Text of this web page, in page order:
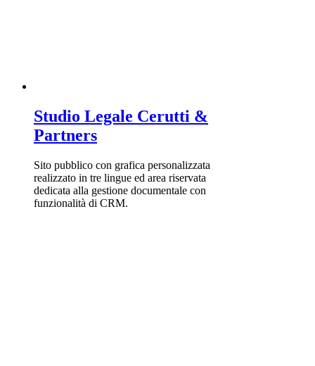
Studio Legale Cerutti &
Partners
Sito pubblico con grafica personalizzata
realizzato in tre lingue ed area riservata
dedicata alla gestione documentale con
funzionalità di CRM.